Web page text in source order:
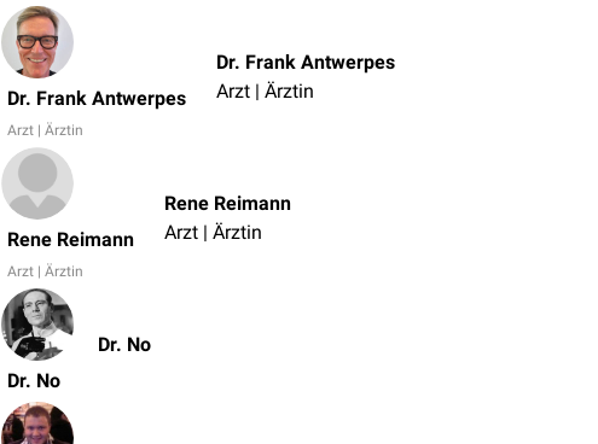
Dr. Frank Antwerpes
Arzt | Ärztin
Dr. Frank Antwerpes
Arzt | Ärztin
Rene Reimann
Arzt | Ärztin
Rene Reimann
Arzt | Ärztin
Dr. No
Dr. No